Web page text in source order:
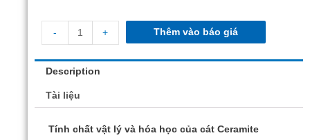
- + Thêm vào báo giá
Description
Tài liệu
Tính chất vật lý và hóa học của cát Ceramite